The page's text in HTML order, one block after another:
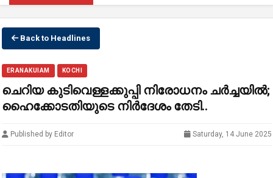
Back to Headlines
ERANAKUIAM KOCHI
ചെറിയ കുടിവെള്ളക്കുപ്പി നിരോധനം ചർച്ചയിൽ;
ഹൈക്കോടതിയുടെ നിർദേശം തേടി..
Published by Editor Saturday, 14 June 2025